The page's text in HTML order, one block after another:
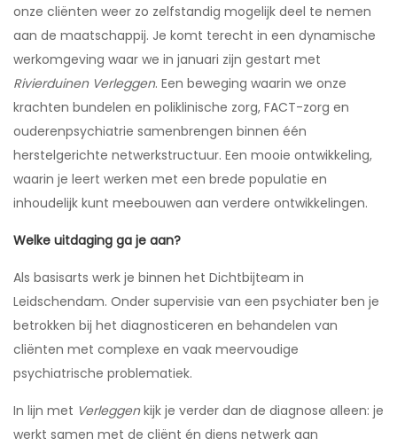
onze cliënten weer zo zelfstandig mogelijk deel te nemen
aan de maatschappij. Je komt terecht in een dynamische
werkomgeving waar we in januari zijn gestart met
Rivierduinen Verleggen. Een beweging waarin we onze
krachten bundelen en poliklinische zorg, FACT-zorg en
ouderenpsychiatrie samenbrengen binnen één
herstelgerichte netwerkstructuur. Een mooie ontwikkeling,
waarin je leert werken met een brede populatie en
inhoudelijk kunt meebouwen aan verdere ontwikkelingen.
Welke uitdaging ga je aan?
Als basisarts werk je binnen het Dichtbijteam in
Leidschendam. Onder supervisie van een psychiater ben je
betrokken bij het diagnosticeren en behandelen van
cliënten met complexe en vaak meervoudige
psychiatrische problematiek.
In lijn met Verleggenkijk je verder dan de diagnose alleen: je
werkt samen met de cliënt én diens netwerk aan